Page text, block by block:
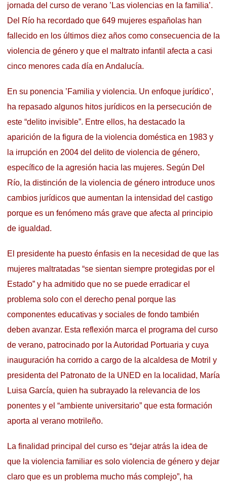
jornada del curso de verano ’Las violencias en la familia’.
Del Río ha recordado que 649 mujeres españolas han
fallecido en los últimos diez años como consecuencia de la
violencia de género y que el maltrato infantil afecta a casi
cinco menores cada día en Andalucía.
En su ponencia ’Familia y violencia. Un enfoque jurídico’,
ha repasado algunos hitos jurídicos en la persecución de
este “delito invisible”. Entre ellos, ha destacado la
aparición de la figura de la violencia doméstica en 1983 y
la irrupción en 2004 del delito de violencia de género,
específico de la agresión hacia las mujeres. Según Del
Río, la distinción de la violencia de género introduce unos
cambios jurídicos que aumentan la intensidad del castigo
porque es un fenómeno más grave que afecta al principio
de igualdad.
El presidente ha puesto énfasis en la necesidad de que las
mujeres maltratadas “se sientan siempre protegidas por el
Estado” y ha admitido que no se puede erradicar el
problema solo con el derecho penal porque las
componentes educativas y sociales de fondo también
deben avanzar. Esta reflexión marca el programa del curso
de verano, patrocinado por la Autoridad Portuaria y cuya
inauguración ha corrido a cargo de la alcaldesa de Motril y
presidenta del Patronato de la UNED en la localidad, María
Luisa García, quien ha subrayado la relevancia de los
ponentes y el “ambiente universitario” que esta formación
aporta al verano motrileño.
La finalidad principal del curso es “dejar atrás la idea de
que la violencia familiar es solo violencia de género y dejar
claro que es un problema mucho más complejo”, ha